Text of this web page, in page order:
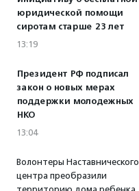
юридической помощи
сиротам старше 23 лет
13:19
Президент РФ подписал
закон о новых мерах
поддержки молодежных
НКО
13:04
Волонтеры Наставнического
центра преобразили